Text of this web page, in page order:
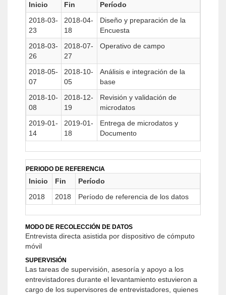
Inicio Fin
Período
2018-03-
23
2018-04-
18
Diseño y preparación de la
Encuesta
2018-03-
26
2018-07-
27
Operativo de campo
2018-05-
07
2018-10-
05
Análisis e integración de la
base
2018-10-
08
2018-12-
19
Revisión y validación de
microdatos
2019-01-
14
2019-01-
18
Entrega de microdatos y
Documento
PERIODO DE REFERENCIA
Inicio Fin
Período
2018
2018 Período de referencia de los datos
MODO DE RECOLECCIÓN DE DATOS
Entrevista directa asistida por dispositivo de cómputo
móvil
SUPERVISIÓN
Las tareas de supervisión, asesoría y apoyo a los
entrevistadores durante el levantamiento estuvieron a
cargo de los supervisores de entrevistadores, quienes